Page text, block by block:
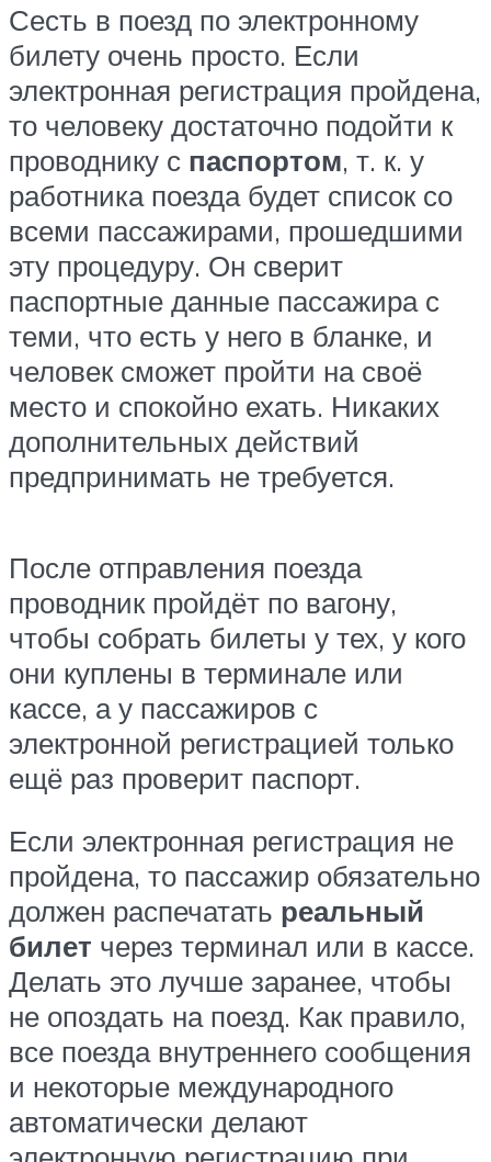
Сесть в поезд по электронному
билету очень просто. Если
электронная регистрация пройдена,
то человеку достаточно подойти к
проводнику с паспортом, т. к. у
работника поезда будет список со
всеми пассажирами, прошедшими
эту процедуру. Он сверит
паспортные данные пассажира с
теми, что есть у него в бланке, и
человек сможет пройти на своё
место и спокойно ехать. Никаких
дополнительных действий
предпринимать не требуется.
После отправления поезда
проводник пройдёт по вагону,
чтобы собрать билеты у тех, у кого
они куплены в терминале или
кассе, а у пассажиров с
электронной регистрацией только
ещё раз проверит паспорт.
Если электронная регистрация не
пройдена, то пассажир обязательно
должен распечатать реальный
билет через терминал или в кассе.
Делать это лучше заранее, чтобы
не опоздать на поезд. Как правило,
все поезда внутреннего сообщения
и некоторые международного
автоматически делают